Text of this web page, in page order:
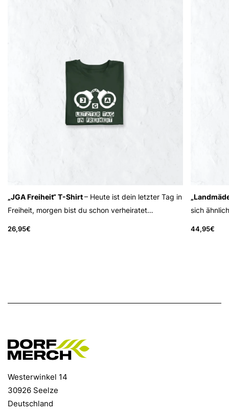
„JGA Freiheit“ T-Shirt– Heute ist dein letzter Tag in
Freiheit, morgen bist du schon verheiratet…
26,95€
sich
44,95€
Westerwinkel 14
30926 Seelze
Deutschland